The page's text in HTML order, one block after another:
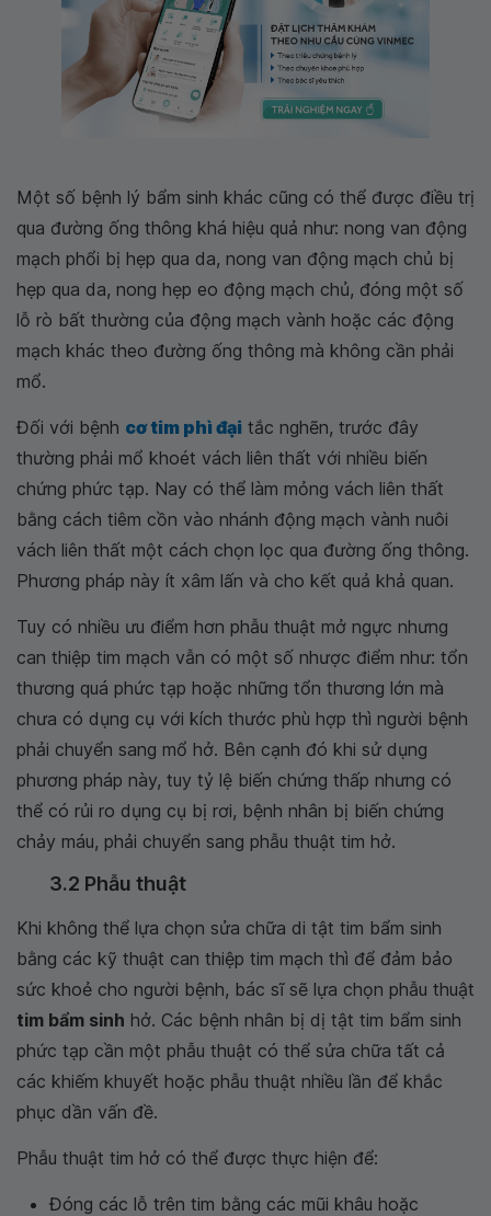
Một số bệnh lý bẩm sinh khác cũng có thể được điều trị
qua đường ống thông khá hiệu quả như: nong van động
mạch phổi bị hẹp qua da, nong van động mạch chủ bị
hẹp qua da, nong hẹp eo động mạch chủ, đóng một số
lỗ rò bất thường của động mạch vành hoặc các động
mạch khác theo đường ống thông mà không cần phải
mổ.
Đối với bệnh cơ tim phì đại tắc nghẽn, trước đây
thường phải mổ khoét vách liên thất với nhiều biến
chứng phức tạp. Nay có thể làm mỏng vách liên thất
bằng cách tiêm cồn vào nhánh động mạch vành nuôi
vách liên thất một cách chọn lọc qua đường ống thông.
Phương pháp này ít xâm lấn và cho kết quả khả quan.
Tuy có nhiều ưu điểm hơn phẫu thuật mở ngực nhưng
can thiệp tim mạch vẫn có một số nhược điểm như: tổn
thương quá phức tạp hoặc những tổn thương lớn mà
chưa có dụng cụ với kích thước phù hợp thì người bệnh
phải chuyển sang mổ hở. Bên cạnh đó khi sử dụng
phương pháp này, tuy tỷ lệ biến chứng thấp nhưng có
thể có rủi ro dụng cụ bị rơi, bệnh nhân bị biến chứng
chảy máu, phải chuyển sang phẫu thuật tim hở.
3.2 Phẫu thuật
Khi không thể lựa chọn sửa chữa di tật tim bẩm sinh
bằng các kỹ thuật can thiệp tim mạch thì để đảm bảo
sức khoẻ cho người bệnh, bác sĩ sẽ lựa chọn phẫu thuật
tim bẩm sinh hở. Các bệnh nhân bị dị tật tim bẩm sinh
phức tạp cần một phẫu thuật có thể sửa chữa tất cả
các khiếm khuyết hoặc phẫu thuật nhiều lần để khắc
phục dần vấn đề.
Phẫu thuật tim hở có thể được thực hiện để:
Đóng các lỗ trên tim bằng các mũi khâu hoặc